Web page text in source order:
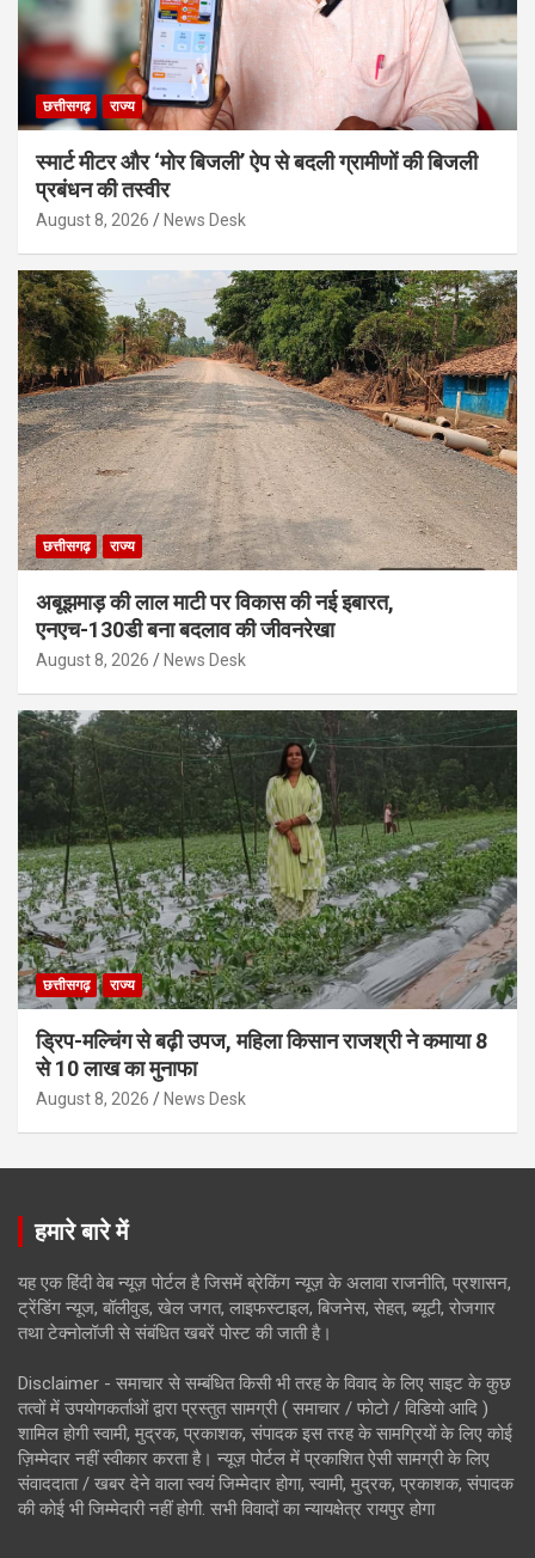
छत्तीसगढ़ राज्य
स्मार्ट मीटर और ‘मोर बिजली’ ऐप से बदली ग्रामीणों की बिजली
प्रबंधन की तस्वीर
August 8, 2026 News Desk
छत्तीसगढ़ राज्य
अबूझमाड़ की लाल माटी पर विकास की नई इबारत,
एनएच-130डी बना बदलाव की जीवनरेखा
August 8, 2026 News Desk
छत्तीसगढ़ राज्य
ड्रिप-मल्चिंग से बढ़ी उपज, महिला किसान राजश्री ने कमाया 8
से 10 लाख का मुनाफा
August 8, 2026 News Desk
हमारे बारे में
यह एक हिंदी वेब न्यूज़ पोर्टल है जिसमें ब्रेकिंग न्यूज़ के अलावा राजनीति, प्रशासन,
ट्रेंडिंग न्यूज, बॉलीवुड, खेल जगत, लाइफस्टाइल, बिजनेस, सेहत, ब्यूटी, रोजगार
तथा टेक्नोलॉजी से संबंधित खबरें पोस्ट की जाती है।
Disclaimer - समाचार से सम्बंधित किसी भी तरह के विवाद के लिए साइट के कुछ
तत्वों में उपयोगकर्ताओं द्वारा प्रस्तुत सामग्री ( समाचार / फोटो / विडियो आदि )
शामिल होगी स्वामी, मुद्रक, प्रकाशक, संपादक इस तरह के सामग्रियों के लिए कोई
ज़िम्मेदार नहीं स्वीकार करता है। न्यूज़ पोर्टल में प्रकाशित ऐसी सामग्री के लिए
संवाददाता / खबर देने वाला स्वयं जिम्मेदार होगा, स्वामी, मुद्रक, प्रकाशक, संपादक
की कोई भी जिम्मेदारी नहीं होगी. सभी विवादों का न्यायक्षेत्र रायपुर होगा